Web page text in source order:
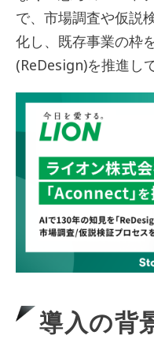
で、市場調査や仮説
化し、既存事業の枠
(ReDesign)を推進し
導入の背